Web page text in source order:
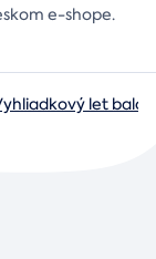
e-shope.
let